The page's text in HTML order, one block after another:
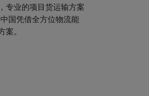
专业的项目货运输方案
国凭借全方位物流能
案。